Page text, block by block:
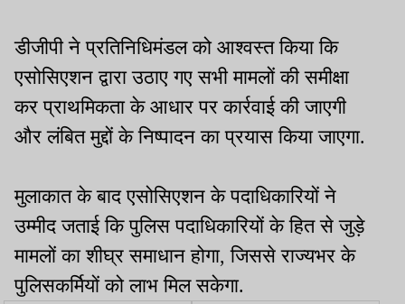
डीजीपी ने प्रतिनिधिमंडल को आश्वस्त किया कि
एसोसिएशन द्वारा उठाए गए सभी मामलों की समीक्षा
कर प्राथमिकता के आधार पर कार्रवाई की जाएगी
और लंबित मुद्दों के निष्पादन का प्रयास किया जाएगा.
मुलाकात के बाद एसोसिएशन के पदाधिकारियों ने
उम्मीद जताई कि पुलिस पदाधिकारियों के हित से जुड़े
मामलों का शीघ्र समाधान होगा, जिससे राज्यभर के
पुलिसकर्मियों को लाभ मिल सकेगा.